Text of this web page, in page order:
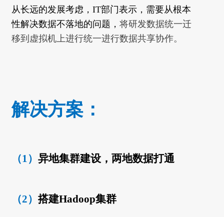
从长远的发展考虑，IT部门表示，需要从根本
性解决数据不落地的问题，将研发数据统一迁
移到虚拟机上进行统一进行数据共享协作。
解决方案：
（1）异地集群建设，两地数据打通
（2）搭建Hadoop集群